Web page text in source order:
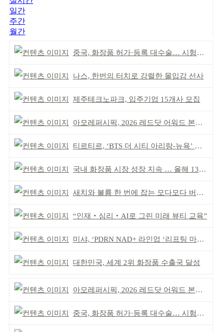
일간
주간
월간
중국, 화장품 허가·등록 대수술… 시험자료 공용 허용
나스, 한번의 터치로 강렬한 몰입감 선사
제주테크노파크, 입주기업 15개사 모집
아모레퍼시픽, 2026 레드닷 어워드 본상 2개 수상
티르티르, ‘BTS 더 시티 아리랑-뉴욕’ 참여
국내 화장품 시장 성장 지속 … 올해 139억 달러 전망
새치와 볼륨 한 번에 잡는 모다모다 버블 샴푸
“인재‧심리‧AI로 그린 미래 뷰티 교육”
미샤, ‘PDRN NAD+ 라인업 ‘리프팅 마스크’ 출시
대한민국, 세계 2위 화장품 수출국 달성
아모레퍼시픽, 2026 레드닷 어워드 본상 2개 수상
중국, 화장품 허가·등록 대수술… 시험자료 공용 허용